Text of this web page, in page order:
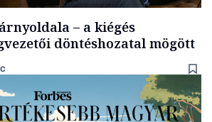
– a kiégés
döntéshozatal mögött